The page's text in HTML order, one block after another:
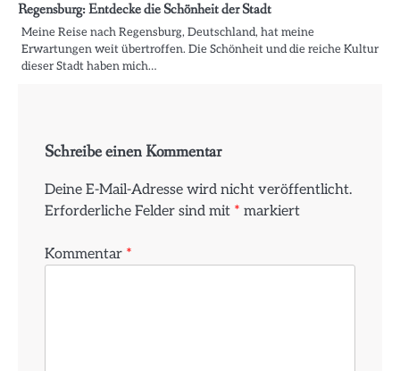
Regensburg: Entdecke die Schönheit der Stadt
Meine Reise nach Regensburg, Deutschland, hat meine
Erwartungen weit übertroffen. Die Schönheit und die reiche Kultur
dieser Stadt haben mich…
Schreibe einen Kommentar
Deine E-Mail-Adresse wird nicht veröffentlicht.
Erforderliche Felder sind mit * markiert
Kommentar *